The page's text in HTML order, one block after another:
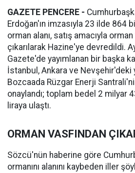
GAZETE PENCERE -
Erdoğan'ın imzasıyla 23 ilde 864
orman alanı, satış amacıyla
çıkarılarak Hazine'ye devredildi.
Gazete'de yayımlanan bir başka
İstanbul, Ankara ve Nevşehir'deki
Bozcaada Rüzgar Enerji
onaylandı; toplam bedel 2 milyar
liraya ulaştı.
ORMAN VASFINDAN
Sözcü'nün haberine göre
ormanını alanını kaybeden iller